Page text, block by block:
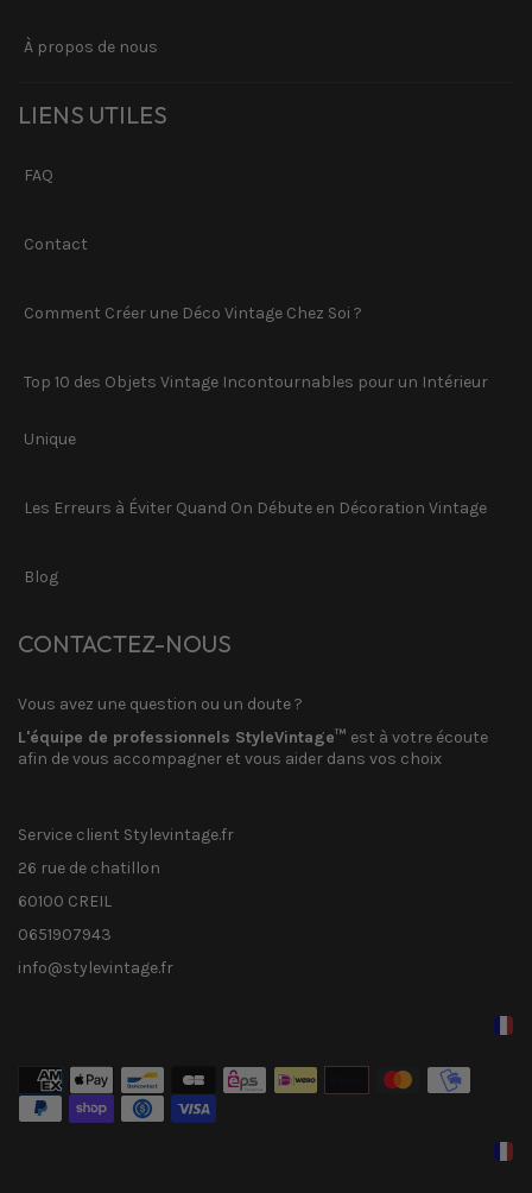
À propos de nous
LIENS UTILES
FAQ
Contact
Comment Créer une Déco Vintage Chez Soi ?
Top 10 des Objets Vintage Incontournables pour un Intérieur
Unique
Les Erreurs à Éviter Quand On Débute en Décoration Vintage
Blog
CONTACTEZ-NOUS
Vous avez une question ou un doute ?
L'équipe de professionnels StyleVintage™ est à votre écoute
afin de vous accompagner et vous aider dans vos choix
Service client Stylevintage.fr
26 rue de chatillon
60100 CREIL
0651907943
info@stylevintage.fr
Méthodes
de
paiement